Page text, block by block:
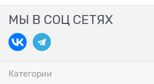
МЫ В СОЦ СЕТЯХ
Категории